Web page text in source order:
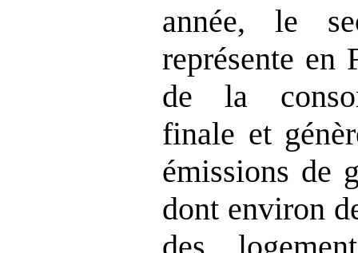
année, le
représente en
de la
finale et
émissions de
dont environ